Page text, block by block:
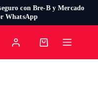
con Bre-B y Mercado
WhatsApp
Carro